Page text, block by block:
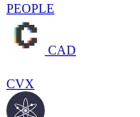
PEOPLE
CAD
CVX